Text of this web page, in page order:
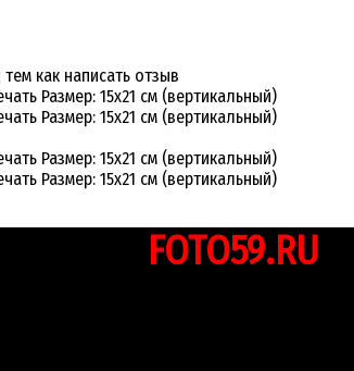
тем как написать отзыв
Размер: 15х21 см (вертикальный)
Размер: 15х21 см (вертикальный)
Размер: 15х21 см (вертикальный)
Размер: 15х21 см (вертикальный)
FOTO59.RU